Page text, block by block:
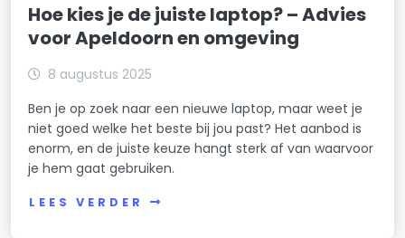
Hoe kies je de juiste laptop? – Advies
voor Apeldoorn en omgeving
8 augustus 2025
Ben je op zoek naar een nieuwe laptop, maar weet je
niet goed welke het beste bij jou past? Het aanbod is
enorm, en de juiste keuze hangt sterk af van waarvoor
je hem gaat gebruiken.
LEES VERDER